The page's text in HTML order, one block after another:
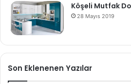
Köşeli Mutfak
28 Mayıs 2019
Son Eklenenen Yazılar